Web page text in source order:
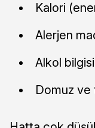
Kalori
Alerjen
Alkol bilgisi
Domuz